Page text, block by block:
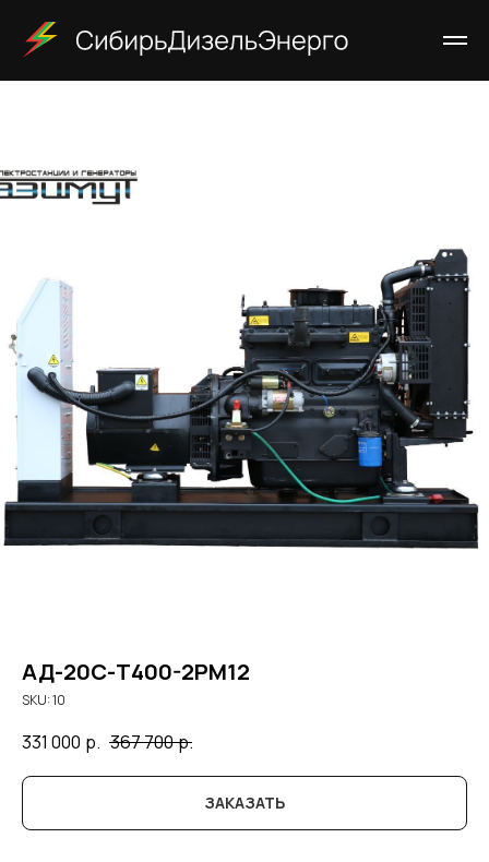
АД-20С-Т400-2РМ12
SKU:10
331 000 р. 367 700р.
ЗАКАЗАТЬ